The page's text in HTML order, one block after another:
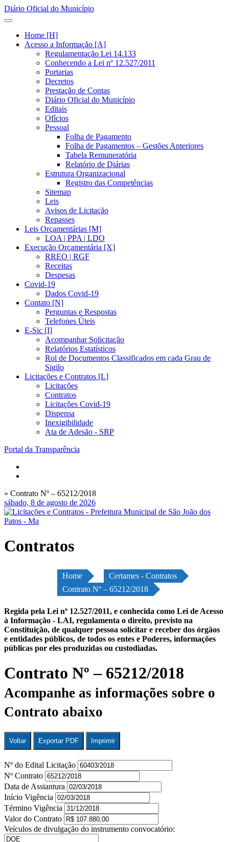
Diário Oficial do Município
Home [H]
Acesso a Informação [A]
Regulamentação Lei 14.133
Conhecendo a Lei nº 12.527/2011
Portarias
Decretos
Prestação de Contas
Diário Oficial do Município
Editais
Ofícios
Pessoal
Folha de Pagamento
Folha de Pagamentos – Gestões Anteriores
Tabela Remuneratória
Relatório de Diárias
Estrutura Organizacional
Registro das Competências
Sitemap
Leis
Avisos de Licitação
Repasses
Leis Orçamentárias [M]
LOA | PPA | LDO
Execução Orçamentária [X]
RREO | RGF
Receitas
Despesas
Covid-19
Dados Covid-19
Contato [N]
Perguntas e Respostas
Telefones Úteis
E-Sic [I]
Acompanhar Solicitação
Relatórios Estatísticos
Rol de Documentos Classificados em cada Grau de
Sigilo
Licitações e Contratos [L]
Licitações
Contratos
Licitações Covid-19
Dispensa
Inexigibilidade
Ata de Adesão - SRP
Portal da Transparência
» Contrato Nº – 65212/2018
sábado, 8 de agosto de 2026
Contratos
Home
Certames - Contratos
Contrato Nº – 65212/2018
Regida pela Lei nº 12.527/2011, e conhecida como Lei de Acesso
à Informação - LAI, regulamenta o direito, previsto na
Constituição, de qualquer pessoa solicitar e receber dos órgãos
e entidades públicos, de todos os entes e Poderes, informações
públicas por eles produzidas ou custodiadas.
Contrato Nº – 65212/2018
Acompanhe as informações sobre o
Contrato abaixo
Voltar Exportar PDF Imprimir
Nº do Edital Licitação
Nº Contrato
Data de Assiantura
Início Vigência
Término Vigência
Valor do Contrato
Veículos de divulgação do instrumento convocatório: